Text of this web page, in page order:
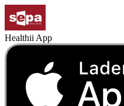
Healthii App